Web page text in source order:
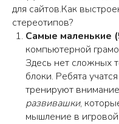
для сайтов.Как
стереотипов?
Самые маленькие
компьютерной
Здесь нет сложных
блоки. Ребята
тренируют
развивашки,
мышление в